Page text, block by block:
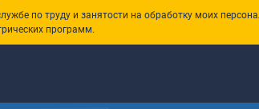
по труду и занятости на обработку моих
программ.